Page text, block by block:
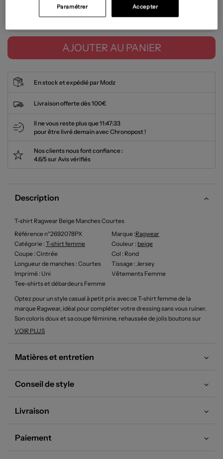
Tailles disponibles
AJOUTER AU PANIER
En stock et expédié par Modz
Livraison offerte dès 100€
Il ne vous reste plus que11:47:32
pour être livré demain avec Chronopost !
Nos clients nous font confiance :
4.6/5 sur Avis vérifiés
Description
T-shirt Ragwear Beige Manches Courtes
Référence n°2692078PX
Marque :Ragwear
Catégorie : T-shirt femme Couleur : beige
Coupe : Cintrée Col : Rond
Longueur de manches : Courtes Tissage : Jersey
Imprimé : Uni
Vêtements Femme
Tee-shirts et débardeurs Femme
Optez pour un style casual à petit prix avec ce T-shirt femme de la
marque Ragwear, idéal pour compléter votre dressing sans vous ruiner.
Son coloris doux et sa coupe féminine, rehaussée de jolis boutons sur
toute la longueur, apportent une touche délicate et moderne à votre
VOIR PLUS
Matières et entretien
Conseil de style
Livraison
Paiement
Accepter
Paramétrer